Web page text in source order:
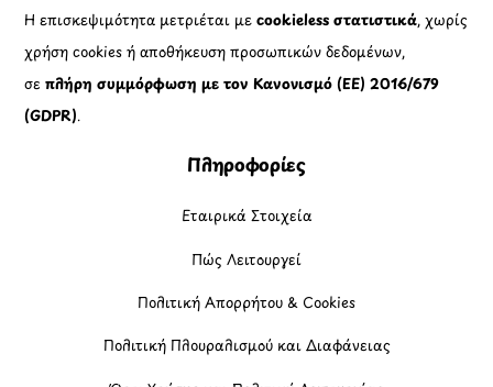
Η επισκεψιμότητα μετριέται μεcookieless στατιστικά, χωρίς
χρήση cookies ή αποθήκευση προσωπικών δεδομένων,
σεπλήρη συμμόρφωση με τον Κανονισμό (ΕΕ) 2016/679
(GDPR).
Πληροφορίες
Εταιρικά Στοιχεία
Πώς Λειτουργεί
Πολιτική Απορρήτου & Cookies
Πολιτική Πλουραλισμού και Διαφάνειας